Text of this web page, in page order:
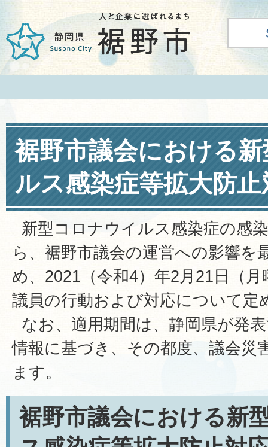
裾野市議会における
ルス感染症等拡大防
新型コロナウイルス感染症の感
ら、裾野市議会の運営への影響を
め、2021（令和4）年2月21日（
議員の行動および対応について定
なお、適用期間は、静岡県が発
情報に基づき、その都度、議会災
ます。
裾野市議会における新